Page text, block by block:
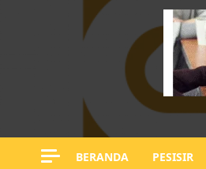
BERANDA PESISIR